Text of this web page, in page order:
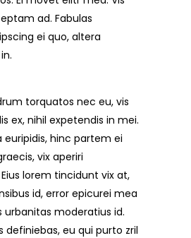
ad. Fabulas
ei quo, altera
torquatos nec eu, vis
ex, nihil expetendis in mei.
euripidis, hinc partem ei
vix aperiri
lorem tincidunt vix at,
id, error epicurei mea
urbanitas moderatius id.
definiebas, eu qui purto zril